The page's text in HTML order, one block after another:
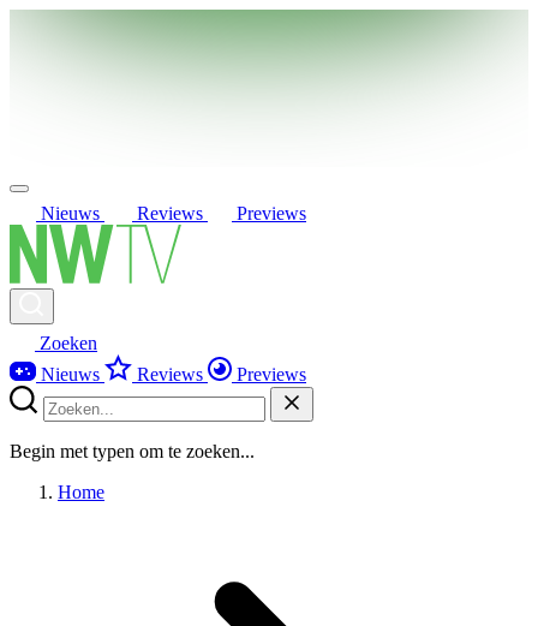
Nieuws Reviews Previews
Zoeken
Nieuws
Reviews Previews
Begin met typen om te zoeken...
Home